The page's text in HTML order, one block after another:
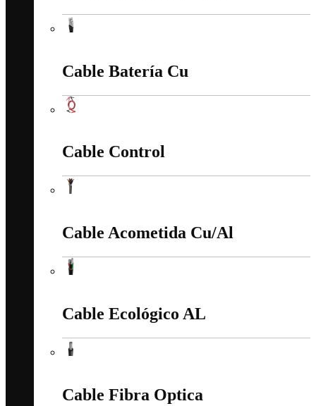
Cable Batería Cu
Cable Control
Cable Acometida Cu/Al
Cable Ecológico AL
Cable Fibra Optica